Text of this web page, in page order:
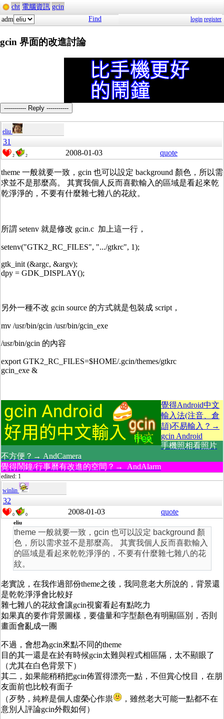
cht 電腦資訊 gcin
adm
Find login register
gcin 界面的改進討論
----------- Reply -----------
eliu
31
2 2 2008-01-03 quote
theme 一般就要一致，gcin 也可以設定 background 顏色，所以需
求並不是那麼高。 其實我個人反而喜歡輸入的區域是看起來乾
乾淨淨的，不要有什麼雜七雜八的花紋。
所謂 setenv 就是修改 gcin.c 加上這一行，
setenv("GTK2_RC_FILES", ".../gtkrc", 1);
gtk_init (&argc, &argv);
dpy = GDK_DISPLAY();
另外一種不改 gcin source 的方式就是包裝成 script，
mv /usr/bin/gcin /usr/bin/gcin_exe
/usr/bin/gcin 的內容
export GTK2_RC_FILES=$HOME/.gcin/themes/gtkrc
gcin_exe &
覺得Android中文
輸入法(注音、倉
頡)不易輸入？→
gcin Android
手機照相看照片
不方便？→ AndCamera
覺得鬧鐘/行事曆有改進的空間？→ AndAlarm
edited: 1
winlin
32
0 0 2008-01-03 quote
eliu
theme 一般就要一致，gcin 也可以設定 background 顏
色，所以需求並不是那麼高。 其實我個人反而喜歡輸入
的區域是看起來乾乾淨淨的，不要有什麼雜七雜八的花
紋。
老實說，在我作過部份theme之後，我同意老大所說的，背景還
是乾乾淨淨會比較好
雜七雜八的花紋會讓gcin視窗看起有點吃力
如果真的要作背景圖樣，要儘量和字型顏色有明顯區別，否則
畫面會亂成一團
不過，會想為gcin來點不同的theme
目的其一還是在於有時候gcin太難與程式相區隔，太不顯眼了
（尤其在白色背景下）
其二，如果能稍稍把gcin佈置得漂亮一點，不但賞心悅目，在朋
友面前也比較有面子
（歹勢，純粹是個人虛榮心作祟
，雖然老大可能一點都不在
意別人評論gcin外觀如何）